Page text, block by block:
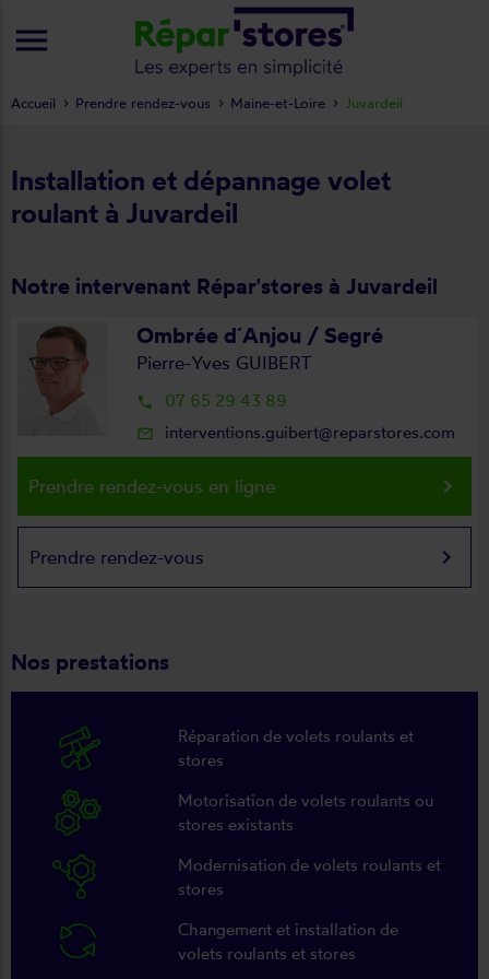
Installation et dépannage volet
roulant à Juvardeil
Notre intervenant Répar'stores à Juvardeil
Ombrée d´Anjou / Segré
Pierre-Yves GUIBERT
local_phone 07 65 29 43 89
mail_outline interventions.guibert@reparstores.com
Prendre rendez-vous en ligne keyboard_arrow_right
Prendre rendez-vous keyboard_arrow_right
Nos prestations
Réparation de volets roulants et
stores
Motorisation de volets roulants ou
stores existants
Modernisation de volets roulants et
stores
Changement et installation de
volets roulants et stores
Accueil Prendre rendez-vous Maine-et-Loire Juvardeil
menu